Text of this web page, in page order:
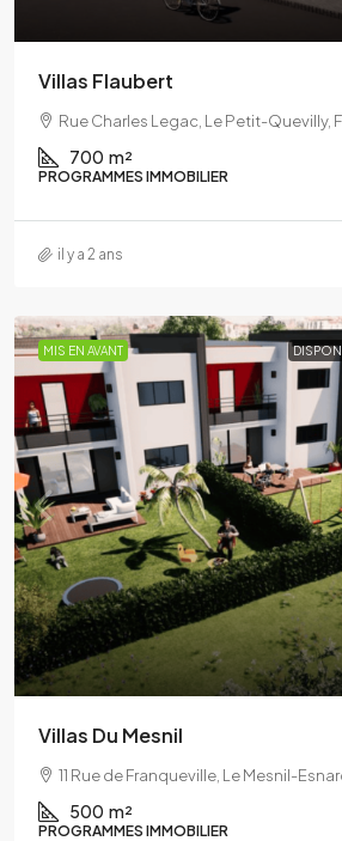
Villas Flaubert
Rue Charles Legac, Le Petit-Quevilly,
700 m²
PROGRAMMES IMMOBILIER
il y a 2 ans
MIS EN AVANT
Villas Du Mesnil
11 Rue de Franqueville, Le Mesnil-
500 m²
PROGRAMMES IMMOBILIER